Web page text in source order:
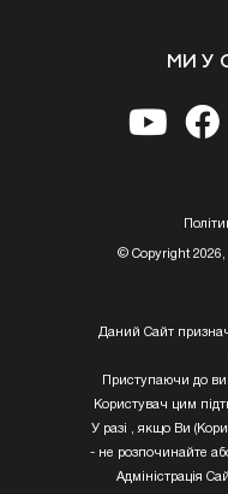
МИ У
© Copyright 2026,
Даний Сайт
Приступаючи до
Користувач цим
У разі , якщо Ви
- не розпочинайте
Адміністрація